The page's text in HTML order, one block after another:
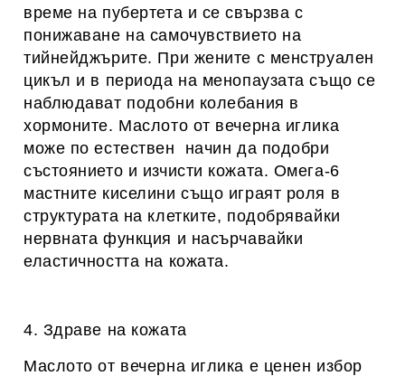
време на пубертета и се свързва с
понижаване на самочувствието на
тийнейджърите. При жените с менструален
цикъл и в периода на менопаузата също се
наблюдават подобни колебания в
хормоните. Маслото от вечерна иглика
може по естествен начин да подобри
състоянието и изчисти кожата. Омега-6
мастните киселини също играят роля в
структурата на клетките, подобрявайки
нервната функция и насърчавайки
еластичността на кожата.
4. Здраве на кожата
Маслото от вечерна иглика е ценен избор